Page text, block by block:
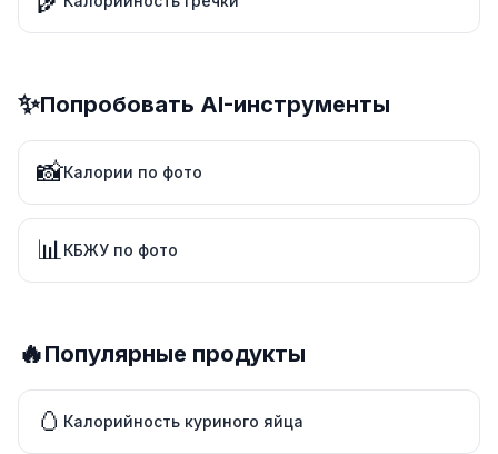
✨Попробовать AI-инструменты
📸Калории по фото
📊КБЖУ по фото
🔥Популярные продукты
🥚 Калорийность куриного яйца